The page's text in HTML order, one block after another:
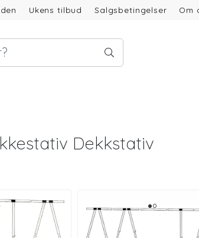
Ukens tilbud Salgsbetingelser Om
Dekkstativ